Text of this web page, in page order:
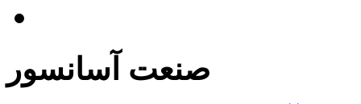
صنعت آسانسور